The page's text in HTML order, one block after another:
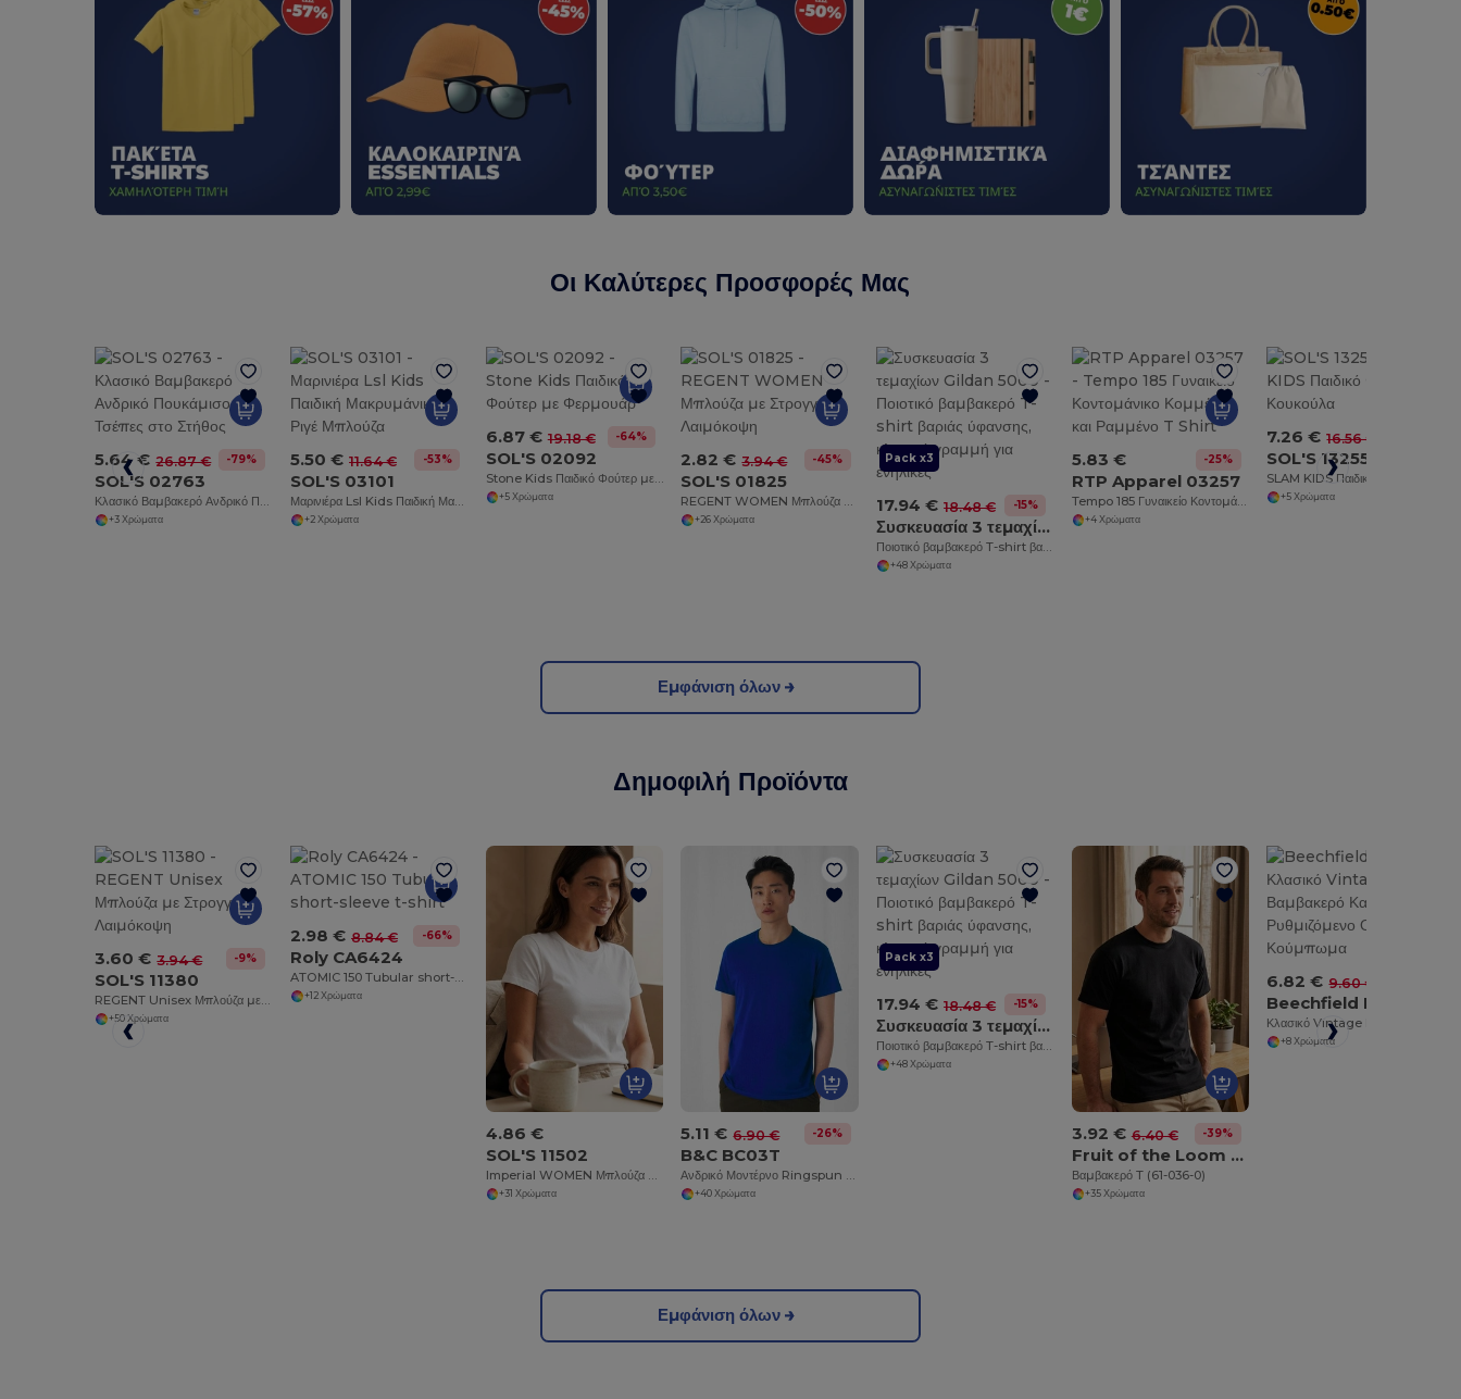
Οι Καλύτερες Προσφορές Μας
5.64 € 26.87 € -79%
SOL'S 02763
+3 Χρώματα
5.50 € 11.64 € -53%
SOL'S 03101
+2 Χρώματα
6.87 € 19.18 € -64%
SOL'S 02092
+5 Χρώματα
2.82 € 3.94 € -45%
SOL'S 01825
+26 Χρώματα
Pack x3
17.94 € 18.48 € -15%
Συσκευασία 3 τεμαχίων Gildan 5000
+48 Χρώματα
5.83 € -25%
RTP Apparel 03257
Tempo 185 Γυναικείο Κοντομάνικο Κομμένο και Ραμμένο T Shirt
+4 Χρώματα
7.26 € 16.56 €
SOL'S 13255
+5 Χρώματα
Εμφάνιση όλων
Δημοφιλή Προϊόντα
3.60 € 3.94 € -9%
SOL'S 11380
+50 Χρώματα
2.98 € 8.84 € -66%
Roly CA6424
+12 Χρώματα
4.86 €
SOL'S 11502
+31 Χρώματα
5.11 € 6.90 € -26%
B&C BC03T
+40 Χρώματα
Pack x3
17.94 € 18.48 € -15%
Συσκευασία 3 τεμαχίων Gildan 5000
+48 Χρώματα
3.92 € 6.40 € -39%
Fruit of the Loom SC230
Βαμβακερό T (61-036-0)
+35 Χρώματα
6.82 € 9.60 €
Beechfield BF655
+8 Χρώματα
Εμφάνιση όλων